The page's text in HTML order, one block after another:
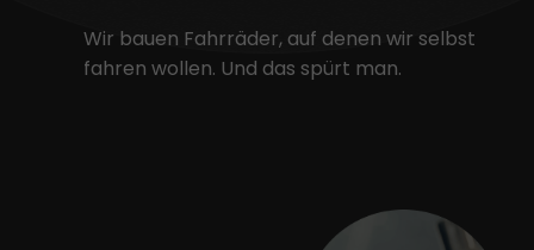
Wir bauen Fahrräder, auf denen wir selbst
fahren wollen. Und das spürt man.